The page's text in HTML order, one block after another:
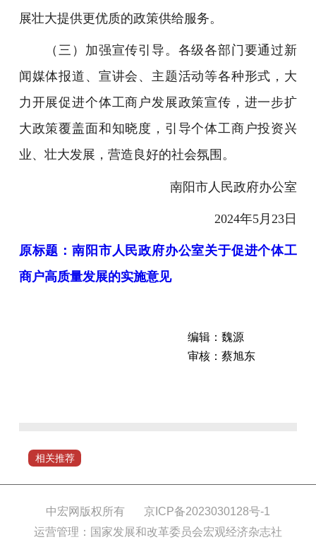
展壮大提供更优质的政策供给服务。
（三）加强宣传引导。各级各部门要通过新
闻媒体报道、宣讲会、主题活动等各种形式，大
力开展促进个体工商户发展政策宣传，进一步扩
大政策覆盖面和知晓度，引导个体工商户投资兴
业、壮大发展，营造良好的社会氛围。
南阳市人民政府办公室
2024年5月23日
原标题：南阳市人民政府办公室关于促进个体工
商户高质量发展的实施意见
编辑：魏源
审核：蔡旭东
阳
个
相关推荐
中宏网版权所有
京ICP备2023030128号-1
运营管理：国家发展和改革委员会宏观经济杂志社